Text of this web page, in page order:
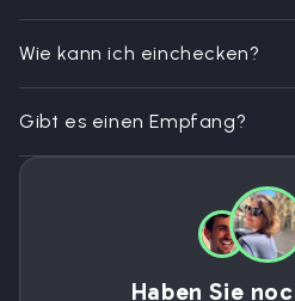
Wie kann ich einchecken?
Gibt es einen Empfang?
Haben Sie